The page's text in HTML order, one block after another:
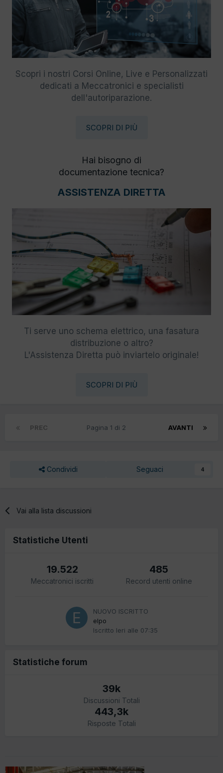
Scopri i nostri Corsi Online, Live e Personalizzati
dedicati a Meccatronici e specialisti
dell'autoriparazione.
SCOPRI DI PIÙ
Hai bisogno di
documentazione tecnica?
ASSISTENZA DIRETTA
Ti serve uno schema elettrico, una fasatura
distribuzione o altro?
L'Assistenza Diretta può inviartelo originale!
SCOPRI DI PIÙ
PREC AVANTI
Pagina 1 di 2
Condividi Seguaci 4
Vai alla lista discussioni
Statistiche Utenti
19.522
Meccatronici iscritti
485
Record utenti online
NUOVO ISCRITTO
elpo
Iscritto Ieri alle 07:35
Statistiche forum
39k
Discussioni Totali
443,3k
Risposte Totali